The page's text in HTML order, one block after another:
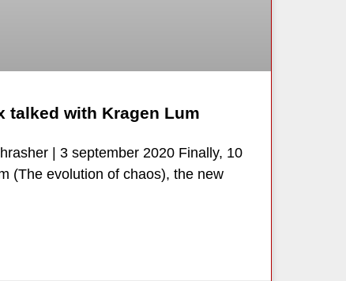
talked with Kragen Lum
| 3 september 2020 Finally, 10
(The evolution of chaos), the new